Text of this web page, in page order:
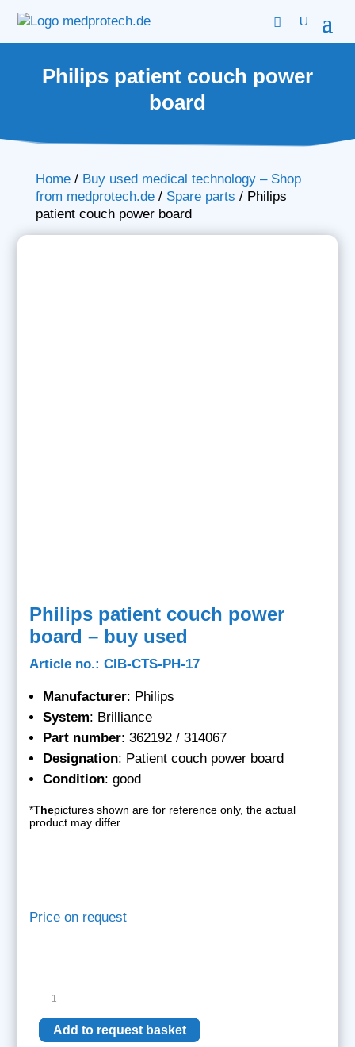
Philips patient couch power
board
Home/ Buy used medical technology – Shop
from medprotech.de/ Spare parts / Philips
patient couch power board
Philips patient couch power
board – buy used
Article no.: CIB-CTS-PH-17
Manufacturer: Philips
System: Brilliance
Part number: 362192 / 314067
Designation: Patient couch power board
Condition: good
*Thepictures shown are for reference only, the actual
product may differ.
Price on request
patient
couch
power
Add to request basket